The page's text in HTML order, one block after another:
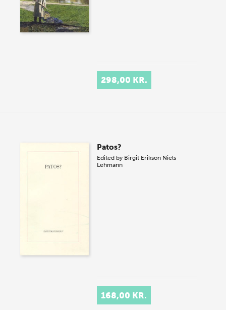
298,00 KR.
Patos?
Edited by Birgit Erikson Niels
Lehmann
168,00 KR.